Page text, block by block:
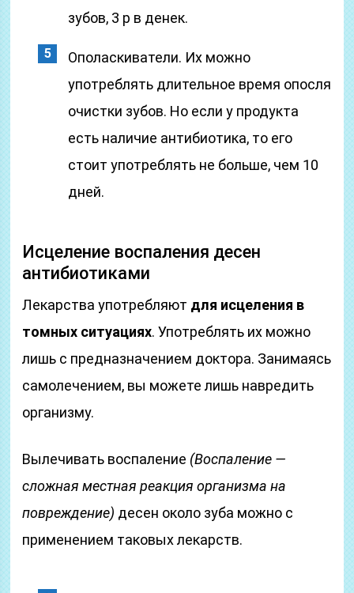
зубов, 3 р в денек.
Ополаскиватели. Их можно
употреблять длительное время опосля
очистки зубов. Но если у продукта
есть наличие антибиотика, то его
стоит употреблять не больше, чем 10
дней.
Исцеление воспаления десен
антибиотиками
Лекарства употребляют для исцеления в
томных ситуациях. Употреблять их можно
лишь с предназначением доктора. Занимаясь
самолечением, вы можете лишь навредить
организму.
Вылечивать воспаление (Воспаление —
сложная местная реакция организма на
повреждение) десен около зуба можно с
применением таковых лекарств.